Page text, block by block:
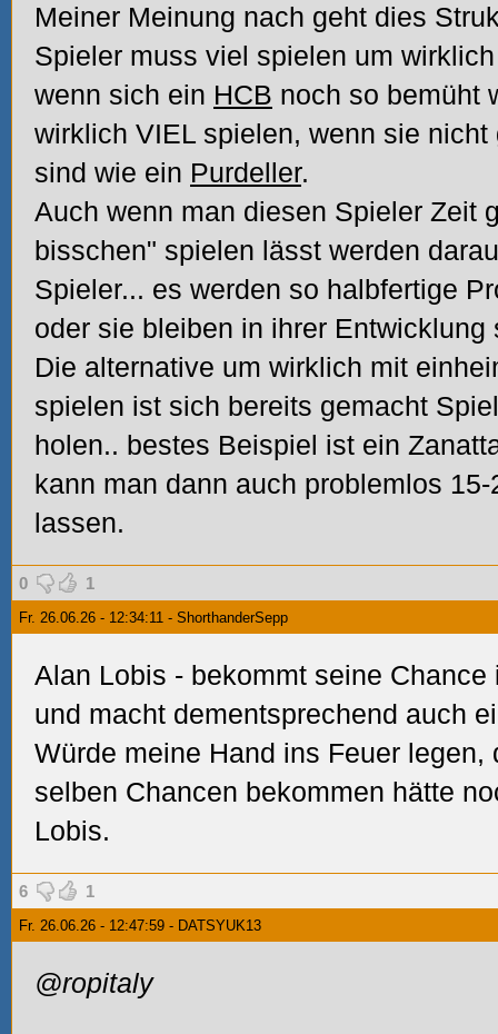
Meiner Meinung nach geht dies
Spieler muss viel spielen um
wenn sich ein HCB noch so bemüht
wirklich VIEL spielen, wenn sie nicht
sind wie ein Purdeller.
Auch wenn man diesen Spieler Zeit
bisschen" spielen lässt werden
Spieler... es werden so halbfertige
oder sie bleiben in ihrer Entwicklung
Die alternative um wirklich mit
spielen ist sich bereits gemacht
holen.. bestes Beispiel ist ein
kann man dann auch problemlos
lassen.
0 1
Fr. 26.06.26 - 12:34:11 - ShorthanderSepp
Alan Lobis - bekommt seine
und macht dementsprechend auch
Würde meine Hand ins Feuer legen,
selben Chancen bekommen hätte
Lobis.
6 1
Fr. 26.06.26 - 12:47:59 - DATSYUK13
@ropitaly